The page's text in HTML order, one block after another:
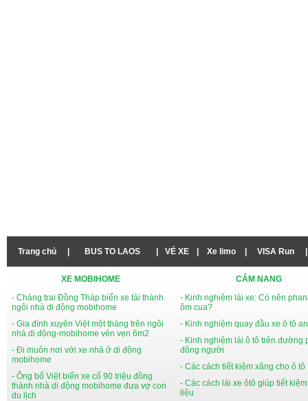
Trang chủ BUS TO LAOS VÉ XE Xe limo VISA Run
XE MOBIHOME
- Chàng trai Đồng Tháp biến xe tải thành
ngôi nhà di động mobihome
- Gia đình xuyên Việt một tháng trên ngôi
nhà di động-mobihome vẻn vẹn 6m2
- Đi muôn nơi với xe nhà ở di động
mobihome
- Ông bố Việt biến xe cổ 90 triệu đồng
thành nhà di động mobihome đưa vợ con
du lịch
CẨM NANG
- Kinh nghiệm lái xe: Có nên
ôm cua?
- Kinh nghiệm quay đầu xe ô tô
- Kinh nghiệm lái ô tô trên đường
đông người
- Các cách tiết kiệm xăng cho ô tô
- Các cách lái xe ôtô giúp tiết
liệu